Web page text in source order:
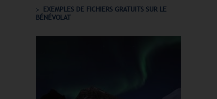
EXEMPLES DE FICHIERS GRATUITS SUR LE
BÉNÉVOLAT